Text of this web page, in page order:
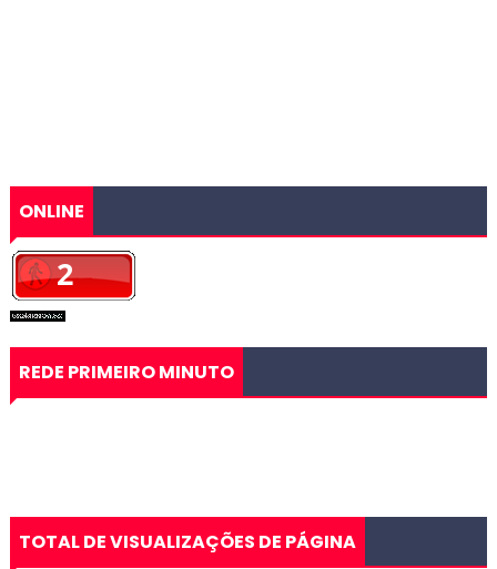
ONLINE
REDE PRIMEIRO MINUTO
TOTAL DE VISUALIZAÇÕES DE PÁGINA